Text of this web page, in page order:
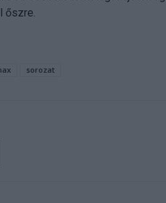
őszre.
sorozat